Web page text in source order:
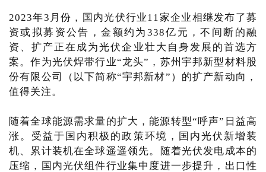
2023年3月份，国内光伏行业11家企业相继发布了募
资或拟募资公告，金额约为338亿元，不间断的融
资、扩产正在成为光伏企业壮大自身发展的首选方
案。作为光伏焊带行业“龙头”，苏州宇邦新型材料股
份有限公司（以下简称“宇邦新材”）的扩产新动向，
值得关注。
随着全球能源需求量的扩大，能源转型“呼声”日益高
涨。受益于国内积极的政策环境，国内光伏新增装
机、累计装机在全球遥遥领先。随着光伏发电成本的
压缩，国内光伏组件行业集中度进一步提升，出口性